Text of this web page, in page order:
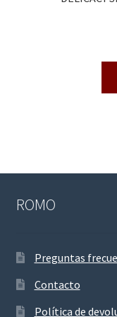
ROMO
Preguntas
Contacto
Política de